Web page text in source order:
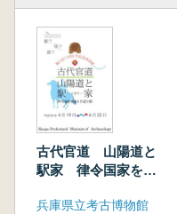
古代官道 山陽道と
駅家 律令国家を支
兵庫県立考古博物館